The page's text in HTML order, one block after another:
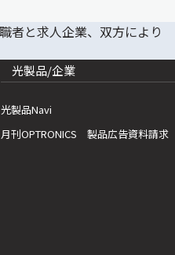
光製品/企業
光製品Navi
月刊OPTRONICS 製品広告資料請求